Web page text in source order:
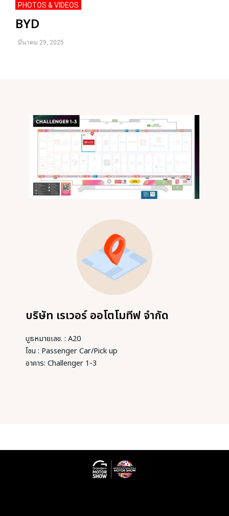
PHOTOS & VIDEOS
BYD
มีนาคม 29, 2025
บริษัท เรเวอร์ ออโตโมทีฟ จำกัด
บูธหมายเลข. : A20
โซน : Passenger Car/Pick up
อาคาร: Challenger 1-3